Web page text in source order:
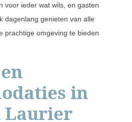
voor ieder wat wils, en gasten
dagenlang genieten van alle
prachtige omgeving te bieden
in
Laurier